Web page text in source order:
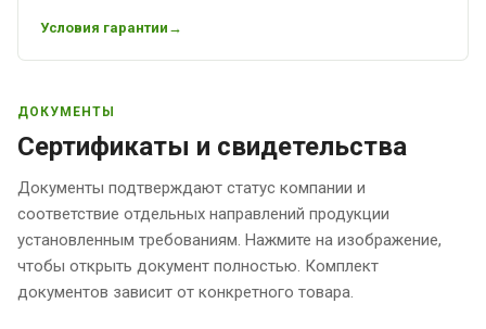
Условия гарантии
ДОКУМЕНТЫ
Сертификаты и свидетельства
Документы подтверждают статус компании и
соответствие отдельных направлений продукции
установленным требованиям. Нажмите на изображение,
чтобы открыть документ полностью. Комплект
документов зависит от конкретного товара.